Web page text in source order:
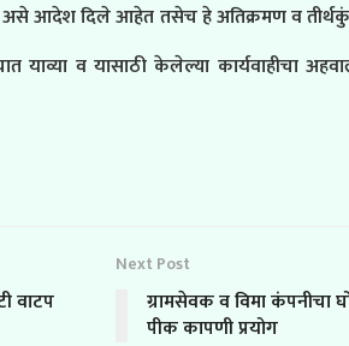
असे आदेश दिले आहेत तसेच हे अतिक्रमण व
व यासाठी केलेल्या कार्यवाहीचा
वाटप
Next Post
ग्रामसेवक व विमा कंपनीचा
पीक कापणी प्रयोग